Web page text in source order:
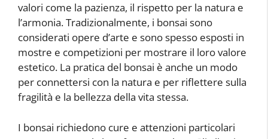
valori come la pazienza, il rispetto per la natura e
l’armonia. Tradizionalmente, i bonsai sono
considerati opere d’arte e sono spesso esposti in
mostre e competizioni per mostrare il loro valore
estetico. La pratica del bonsai è anche un modo
per connettersi con la natura e per riflettere sulla
fragilità e la bellezza della vita stessa.
I bonsai richiedono cure e attenzioni particolari